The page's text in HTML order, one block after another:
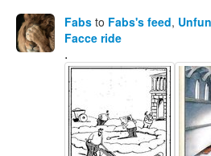
Fabs to Fabs's feed,
Facce ride
.